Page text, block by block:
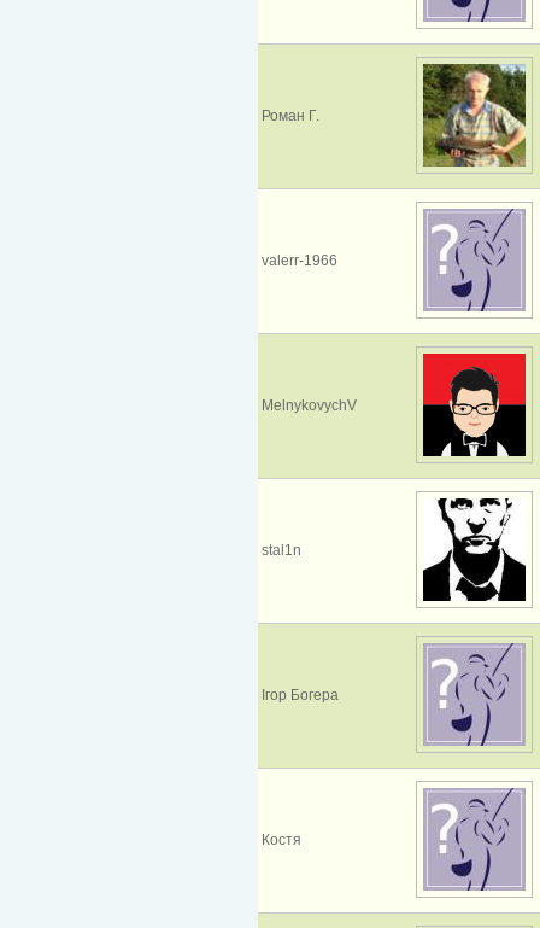
Роман Г.
valerr-1966
MelnykovychV
stal1n
Ігор Богера
Костя